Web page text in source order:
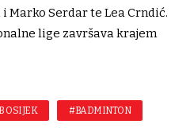
Marko Serdar te Lea Crndić.
lige završava krajem
OSIJEK #BADMINTON